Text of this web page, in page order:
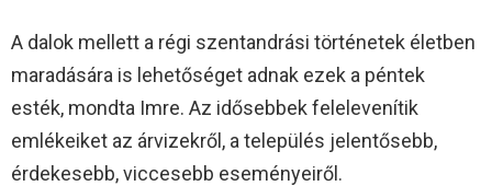
A dalok mellett a régi szentandrási történetek életben
maradására is lehetőséget adnak ezek a péntek
esték, mondta Imre. Az idősebbek felelevenítik
emlékeiket az árvizekről, a település jelentősebb,
érdekesebb, viccesebb eseményeiről.